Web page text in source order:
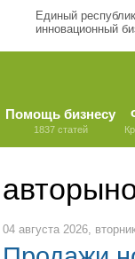
Единый
инновационный
Помощь бизнесу
1837 статей
04 августа 2026,